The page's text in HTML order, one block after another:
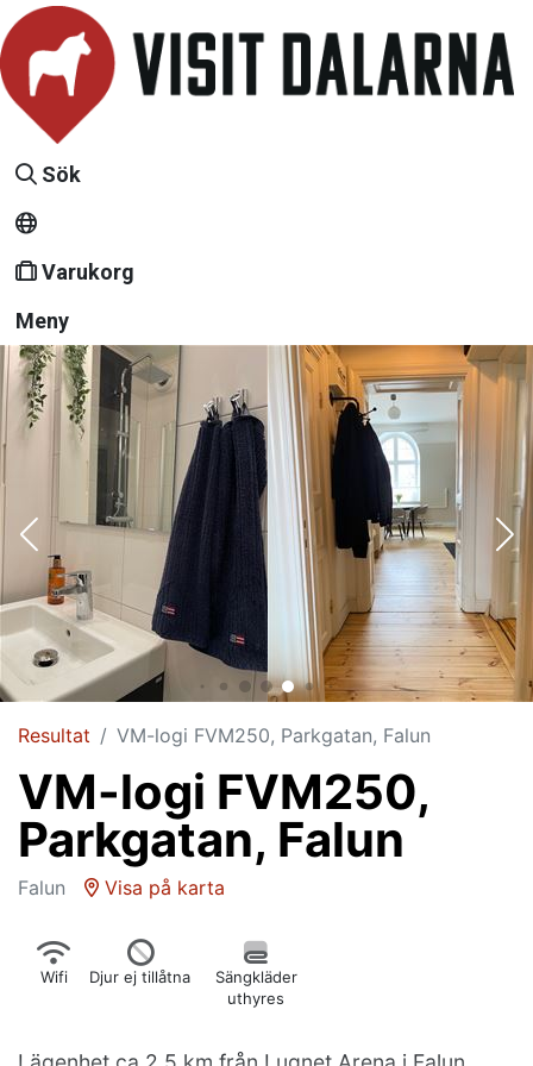
Sök
Varukorg
Meny
Resultat VM-logi FVM250, Parkgatan, Falun
VM-logi FVM250,
Parkgatan, Falun
Falun Visa på karta
Wifi Djur ej tillåtna
Sängkläder
uthyres